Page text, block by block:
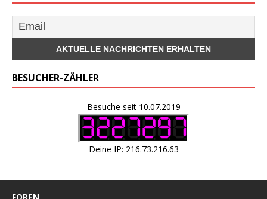
BESUCHER-ZÄHLER
Besuche seit 10.07.2019
Deine IP: 216.73.216.63